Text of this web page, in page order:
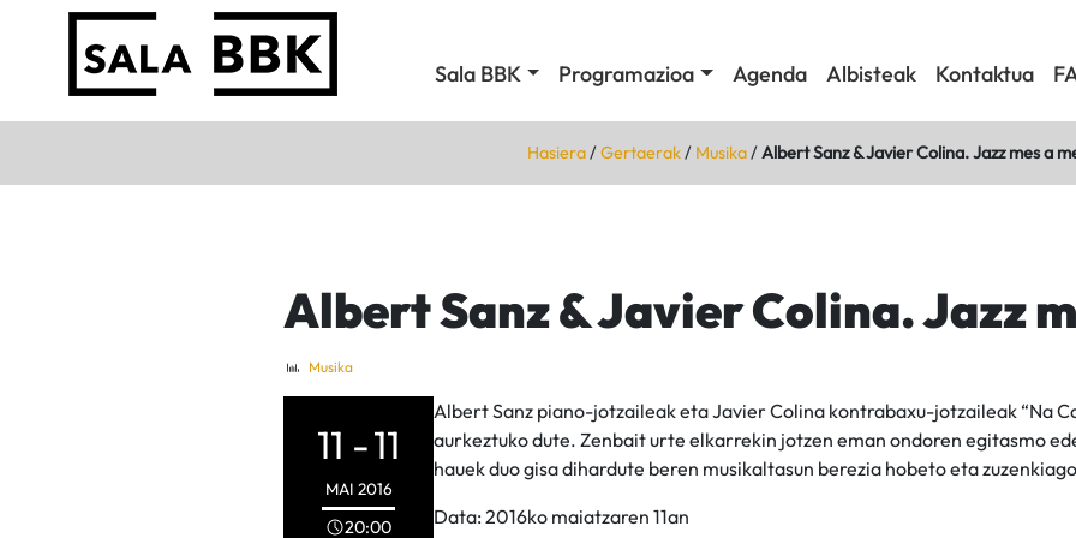
Sala BBK Programazioa Agenda Albisteak Kontaktua
Hasiera/Gertaerak/ Musika/Albert Sanz & Javier Colina. Jazz mes a
Albert Sanz & Javier Colina. Jazz
Musika
11 -11
MAI 2016
20:00
Albert Sanz piano-jotzaileak eta Javier Colina kontrabaxu-jotzaileak “Na
aurkeztuko dute. Zenbait urte elkarrekin jotzen eman ondoren egitasmo
hauek duo gisa dihardute beren musikaltasun berezia hobeto eta
Data: 2016ko maiatzaren 11an